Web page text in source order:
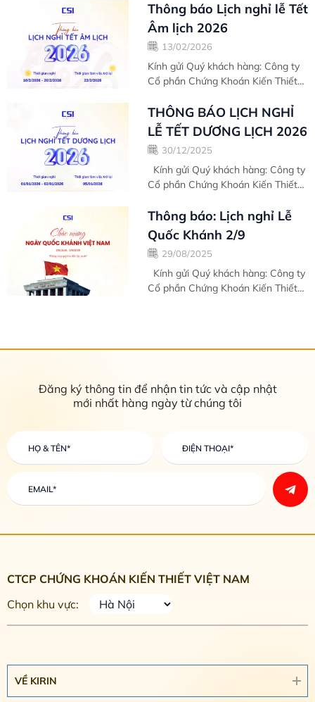
chứng khoán, Tổng công ty Lưu ký
và Bù trừ...
Thông báo Lịch nghỉ lễ Tết
Âm lịch 2026
13/02/2026
Kính gửi Quý khách hàng: Công ty
Cổ phần Chứng Khoán Kiến Thiết
báo đến Quý khách Lịch nghỉ lễ Tết
Âm lịch...
THÔNG BÁO LỊCH NGHỈ
LỄ TẾT DƯƠNG LỊCH 2026
30/12/2025
Cổ phần Chứng Khoán Kiến Thiết
báo đến Quý khách Lịch nghỉ lễ
Tết...
Thông báo: Lịch nghỉ Lễ
Quốc Khánh 2/9
29/08/2025
Cổ phần Chứng Khoán Kiến Thiết
Đăng ký thông tin để nhận tin tức và cập nhật
mới nhất hàng ngày từ chúng tôi
CTCP CHỨNG KHOÁN KIẾN THIẾT VIỆT NAM
Chọn khu vực:
VỀ KIRIN